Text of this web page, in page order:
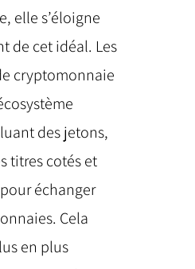
elle s’éloigne
de cet idéal. Les
cryptomonnaie
des jetons,
titres cotés et
échanger
Cela
en plus